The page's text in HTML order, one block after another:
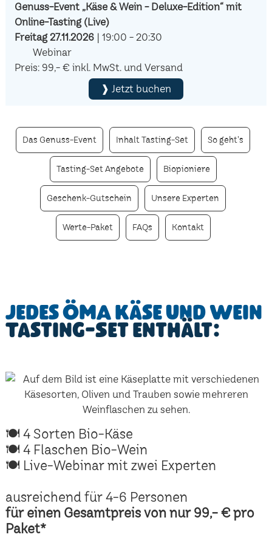
Genuss-Event „Käse & Wein - Deluxe-Edition“ mit
Online-Tasting (Live)
Freitag 27.11.2026| 19:00 - 20:30
Webinar
Preis: 99,- € inkl. MwSt. und Versand
❱ Jetzt buchen
Das Genuss-Event Inhalt Tasting-Set So geht's
Tasting-Set Angebote Biopioniere
Geschenk-Gutschein Unsere Experten
Werte-Paket FAQs Kontakt
Jedes ÖMA Käse und Wein
Tasting-Set enthält:
🍽 4 Sorten Bio-Käse
🍽 4 Flaschen Bio-Wein
🍽 Live-Webinar mit zwei Experten
ausreichend für 4-6 Personen
für einen Gesamtpreis von nur 99,- € pro
Paket*